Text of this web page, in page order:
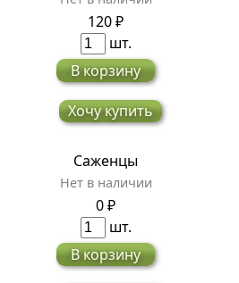
120 ₽
шт.
В корзину
Хочу купить
Саженцы
Нет в наличии
0 ₽
шт.
В корзину